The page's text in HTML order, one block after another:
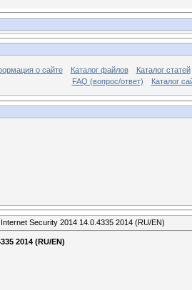
о сайте Каталог файлов
Каталог статей
FAQ (вопрос/ответ)
Каталог
Security 2014 14.0.4335 2014 (RU/EN)
2014 (RU/EN)